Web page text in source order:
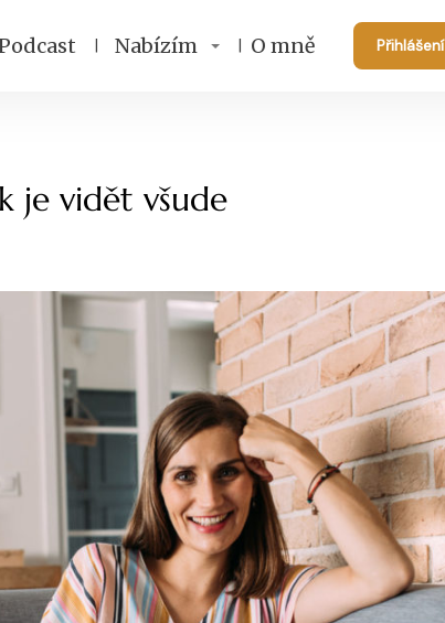
Nabízím O mně Přihlášení
je vidět všude